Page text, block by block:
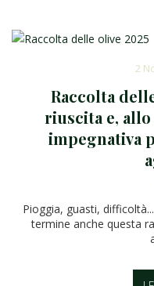
2
Raccolta
riuscita e,
impegnativa
Pioggia, guasti,
termine anche questa